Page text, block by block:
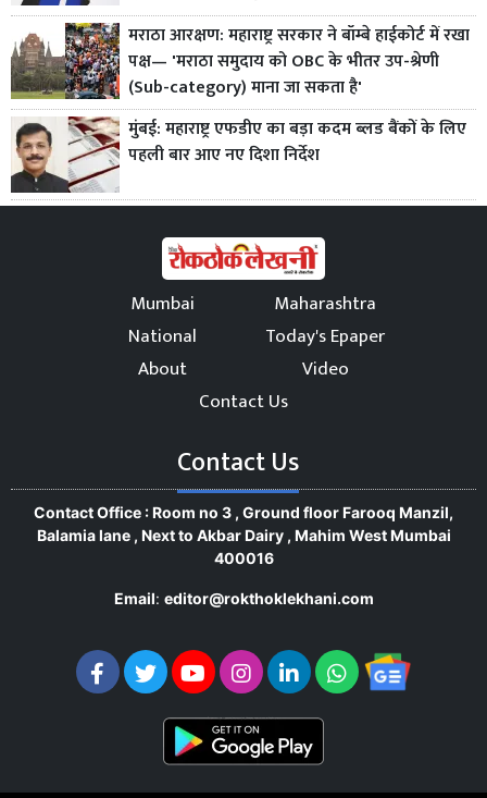
मराठा आरक्षण: महाराष्ट्र सरकार ने बॉम्बे हाईकोर्ट में रखा
पक्ष— 'मराठा समुदाय को OBC के भीतर उप-श्रेणी
(Sub-category) माना जा सकता है'
मुंबई: महाराष्ट्र एफडीए का बड़ा कदम ब्लड बैंकों के लिए
पहली बार आए नए दिशा निर्देश
Mumbai
Maharashtra
National
Today's Epaper
About
Video
Contact Us
Contact Us
Contact Office : Room no 3 , Ground floor Farooq Manzil,
Balamia lane , Next to Akbar Dairy , Mahim West Mumbai
400016
Email: editor@rokthoklekhani.com